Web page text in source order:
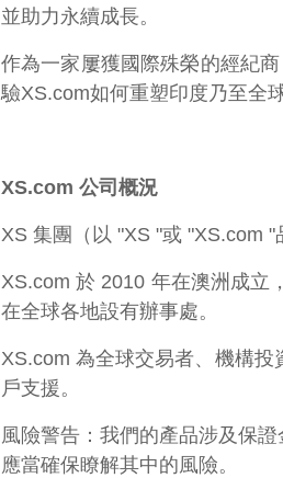
並助力永續成長。
作為一家屢獲國際殊榮的經紀
驗XS.com如何重塑印度乃至全
XS.com 公司概況
XS 集團（以 "XS "或 "XS.com
XS.com 於 2010 年在澳洲成立
在全球各地設有辦事處。
XS.com 為全球交易者、機構
戶支援。
風險警告：我們的產品涉及保
應當確保瞭解其中的風險。